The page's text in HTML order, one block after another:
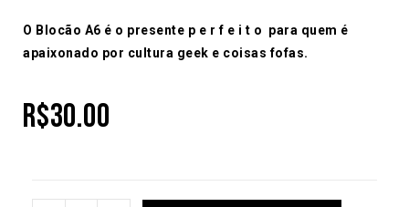
O Blocão A6 é o presente p e r f e i t o para quem é
apaixonado por cultura geek e coisas fofas.
R$30.00